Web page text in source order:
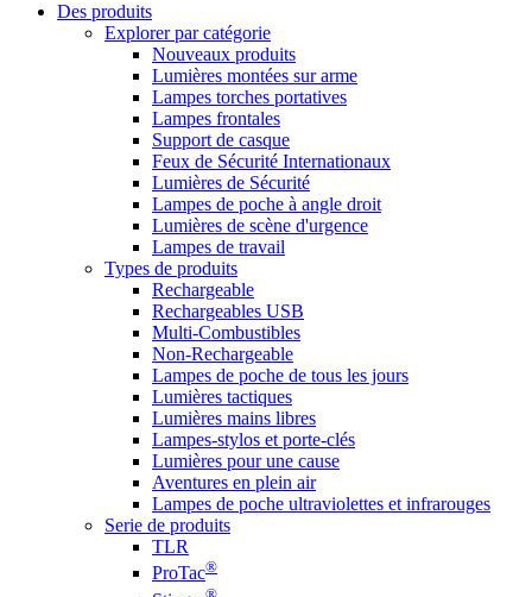
Des produits
Explorer par catégorie
Nouveaux produits
Lumières montées sur arme
Lampes torches portatives
Lampes frontales
Support de casque
Feux de Sécurité Internationaux
Lumières de Sécurité
Lampes de poche à angle droit
Lumières de scène d'urgence
Lampes de travail
Types de produits
Rechargeable
Rechargeables USB
Multi-Combustibles
Non-Rechargeable
Lampes de poche de tous les jours
Lumières tactiques
Lumières mains libres
Lampes-stylos et porte-clés
Lumières pour une cause
Aventures en plein air
Lampes de poche ultraviolettes et infrarouges
Serie de produits
TLR
ProTac®
®